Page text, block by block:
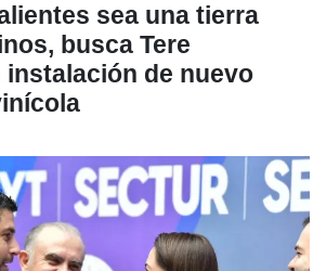
sea una tierra
busca Tere
instalación de nuevo